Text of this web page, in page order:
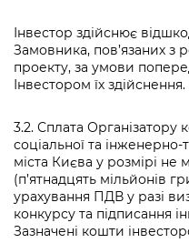
Інвестор здійснює
Замовника, пов’язаних з
проекту, за умови
Інвестором їх здійснення.
3.2. Сплата Організатору
соціальної та
міста Києва у розмірі
(п’ятнадцять мільйонів
урахування ПДВ у разі
конкурсу та підписання
Зазначені кошти